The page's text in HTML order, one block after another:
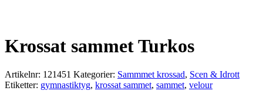
Krossat sammet Turkos
Artikelnr: 121451 Kategorier: Sammmet krossad, Scen & Idrott
Etiketter: gymnastiktyg, krossat sammet, sammet, velour